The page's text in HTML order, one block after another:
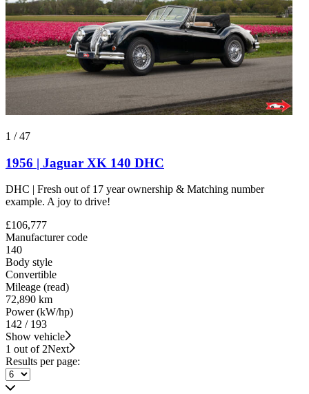
1 /47
1956 | Jaguar XK 140 DHC
DHC | Fresh out of 17 year ownership & Matching number
example. A joy to drive!
£106,777
Manufacturer code
140
Body style
Convertible
Mileage (read)
72,890 km
Power (kW/hp)
142 / 193
Show vehicle
1 out of 2Next
Results per page: